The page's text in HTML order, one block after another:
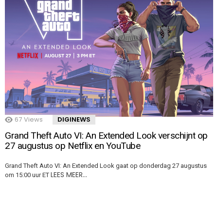
67 Views DIGINEWS
Grand Theft Auto VI: An Extended Look verschijnt op
27 augustus op Netflix en YouTube
Grand Theft Auto VI: An Extended Look gaat op donderdag 27 augustus
om 15:00 uur ET LEES MEER…